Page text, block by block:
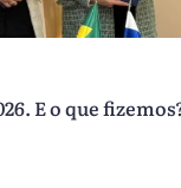
E o que